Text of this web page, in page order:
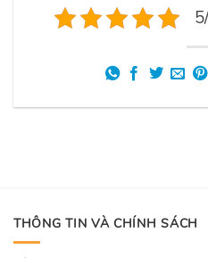
THÔNG TIN VÀ CHÍNH SÁCH